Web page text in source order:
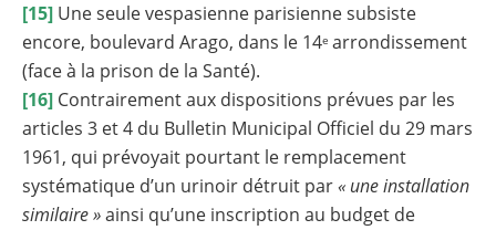
[15] Une seule vespasienne parisienne subsiste
encore, boulevard Arago, dans le 14e arrondissement
(face à la prison de la Santé).
[16] Contrairement aux dispositions prévues par les
articles 3 et 4 du Bulletin Municipal Officiel du 29 mars
1961, qui prévoyait pourtant le remplacement
systématique d’un urinoir détruit par« une installation
similaire »ainsi qu’une inscription au budget de